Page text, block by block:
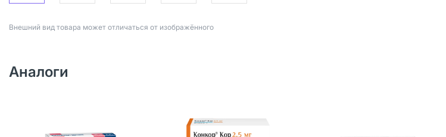
Bнешний вид товара может отличаться от изображённого
Аналоги